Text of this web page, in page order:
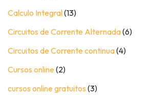
Calculo Integral(13)
Circuitos de Corrente Alternada(6)
Circuitos de Corrente continua(4)
Cursos online (2)
cursos online gratuitos (3)